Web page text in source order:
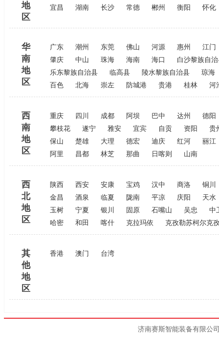
地
区
宜昌
湖南 长沙 常德 郴州 衡阳 怀化
华
南
地
区
广东 潮州 东莞 佛山 河源 惠州
江门
肇庆
中山 珠海 海南 海口
白沙黎族自
乐东黎族自治县
临高县 陵水黎族自治县
琼海
百色
北海 崇左 防城港 贵港 桂林 河
西
南
地
区
重庆 四川 成都 阿坝 巴中 达州
德阳
攀枝花
遂宁 雅安 宜宾 自贡 资阳
贵
保山
楚雄 大理 德宏 迪庆 红河
丽江
阿里
昌都 林芝 那曲 日喀则 山南
西
北
地
区
陕西 西安 安康 宝鸡 汉中 商洛
铜川
金昌
酒泉 临夏 陇南 平凉 庆阳
天水
玉树
宁夏 银川 固原 石嘴山 吴忠
中
哈密
和田 喀什 克拉玛依 克孜勒苏柯尔克
其
他
地
区
香港 澳门 台湾
济南赛斯智能装备有限公